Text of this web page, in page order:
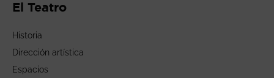
El Teatro
Historia
Dirección artística
Espacios